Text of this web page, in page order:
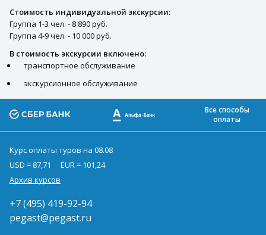
Стоимость индивидуальной экскурсии:
Группа 1-3 чел. - 8 890 руб.
Группа 4-9 чел. - 10 000 руб.
В стоимость экскурсии включено:
транспортное обслуживание
экскурсионное обслуживание
Все способы
оплаты
Курс оплаты туров на 08.08
USD = 87,71
EUR = 101,24
Архив курсов
+7 (495) 419-92-94
pegast@pegast.ru